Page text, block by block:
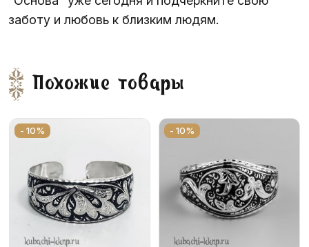
заботу и любовь к близким людям.
Похожие товары
- 10% - 10%